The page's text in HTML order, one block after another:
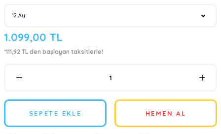
1.099,00 TL
*111,92 TL den başlayan taksitlerle!
SEPETE EKLE HEMEN AL